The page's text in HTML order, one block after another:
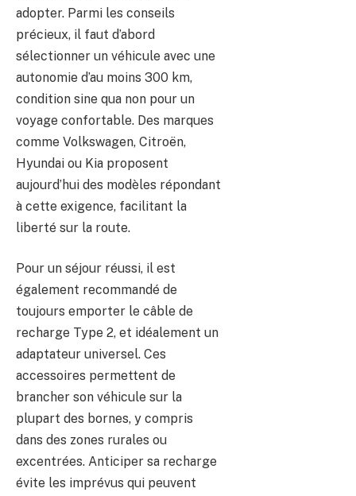
adopter. Parmi les conseils
précieux, il faut d’abord
sélectionner un véhicule avec une
autonomie d’au moins 300 km,
condition sine qua non pour un
voyage confortable. Des marques
comme Volkswagen, Citroën,
Hyundai ou Kia proposent
aujourd’hui des modèles répondant
à cette exigence, facilitant la
liberté sur la route.
Pour un séjour réussi, il est
également recommandé de
toujours emporter le câble de
recharge Type 2, et idéalement un
adaptateur universel. Ces
accessoires permettent de
brancher son véhicule sur la
plupart des bornes, y compris
dans des zones rurales ou
excentrées. Anticiper sa recharge
évite les imprévus qui peuvent